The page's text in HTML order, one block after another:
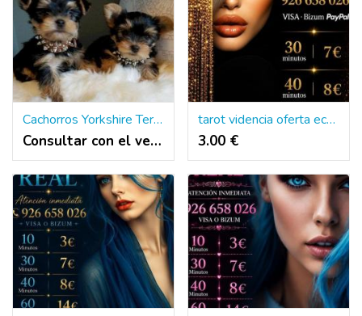
Cachorros Yorkshire Terrier Miniatura
Consultar con el vendedor
tarot videncia oferta económica tarotistas
3.00 €